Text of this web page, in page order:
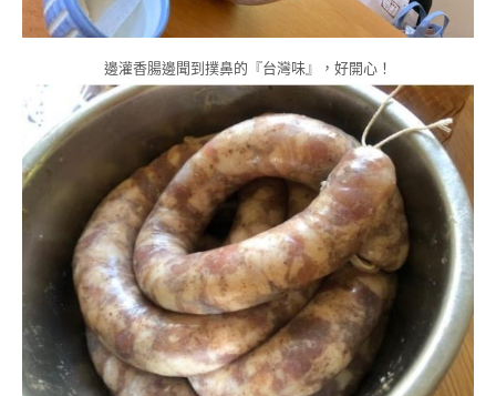
邊灌香腸邊聞到撲鼻的『台灣味』，好開心！